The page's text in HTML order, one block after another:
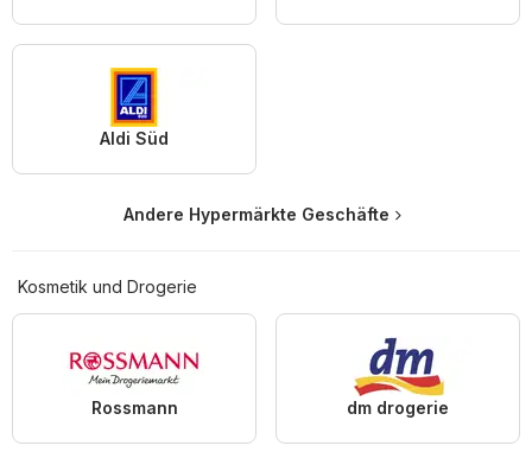
Aldi Süd
Andere Hypermärkte Geschäfte
Kosmetik und Drogerie
Rossmann dm drogerie